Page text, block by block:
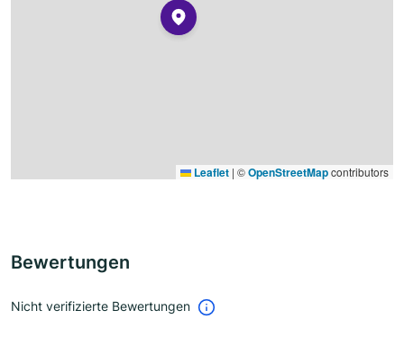
Leaflet | ©OpenStreetMapcontributors
Bewertungen
Nicht verifizierte Bewertungen